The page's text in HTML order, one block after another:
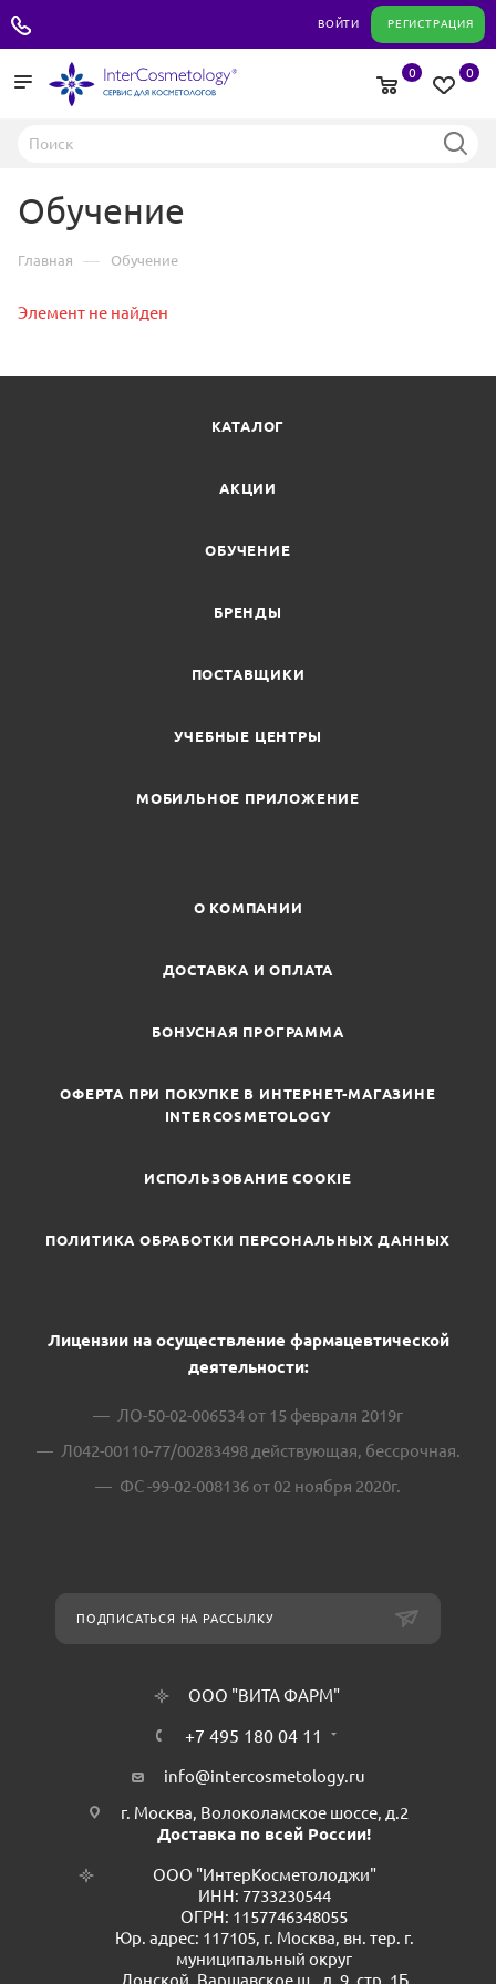
ВОЙТИ РЕГИСТРАЦИЯ
0
0
Обучение
Главная — Обучение
Элемент не найден
КАТАЛОГ
АКЦИИ
ОБУЧЕНИЕ
БРЕНДЫ
ПОСТАВЩИКИ
УЧЕБНЫЕ ЦЕНТРЫ
МОБИЛЬНОЕ ПРИЛОЖЕНИЕ
О КОМПАНИИ
ДОСТАВКА И ОПЛАТА
БОНУСНАЯ ПРОГРАММА
ОФЕРТА ПРИ ПОКУПКЕ В ИНТЕРНЕТ-МАГАЗИНЕ
INTERCOSMETOLOGY
ИСПОЛЬЗОВАНИЕ COOKIE
ПОЛИТИКА ОБРАБОТКИ ПЕРСОНАЛЬНЫХ ДАННЫХ
Лицензии на осуществление фармацевтической
деятельности:
ЛО-50-02-006534 от 15 февраля 2019г
Л042-00110-77/00283498 действующая, бессрочная.
ФС -99-02-008136 от 02 ноября 2020г.
ПОДПИСАТЬСЯ НА РАССЫЛКУ
ООО "ВИТА ФАРМ"
+7 495 180 04 11
info@intercosmetology.ru
г. Москва, Волоколамское шоссе, д.2
Доставка по всей России!
ООО "ИнтерКосметолоджи"
ИНН: 7733230544
ОГРН: 1157746348055
Юр. адрес: 117105, г. Москва, вн. тер. г.
муниципальный округ
Донской, Варшавское ш., д. 9, стр. 1Б